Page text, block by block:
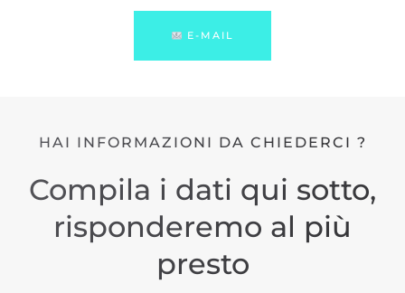
E-MAIL
HAI INFORMAZIONI DA CHIEDERCI ?
Compila i dati qui sotto,
risponderemo al più
presto